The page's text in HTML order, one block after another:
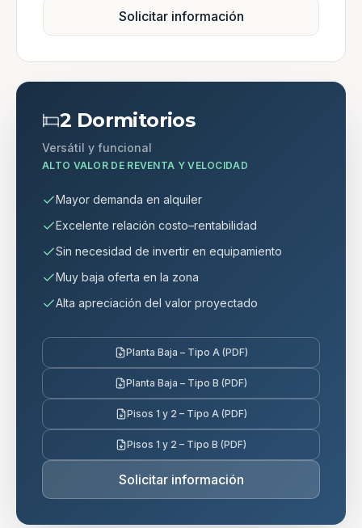
Solicitar información
2 Dormitorios
Versátil y funcional
ALTO VALOR DE REVENTA Y VELOCIDAD
Mayor demanda en alquiler
Excelente relación costo–rentabilidad
Sin necesidad de invertir en equipamiento
Muy baja oferta en la zona
Alta apreciación del valor proyectado
Planta Baja – Tipo A (PDF)
Planta Baja – Tipo B (PDF)
Pisos 1 y 2 – Tipo A (PDF)
Pisos 1 y 2 – Tipo B (PDF)
Solicitar información